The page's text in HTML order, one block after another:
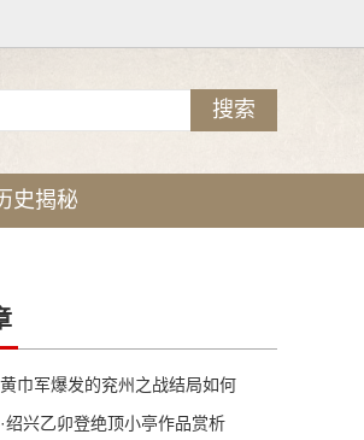
史揭秘
巾军爆发的兖州之战结局如何
绍兴乙卯登绝顶小亭作品赏析